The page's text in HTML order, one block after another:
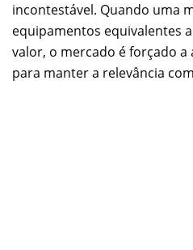
incontestável. Quando uma
equipamentos equivalentes
valor, o mercado é forçado a
para manter a relevância